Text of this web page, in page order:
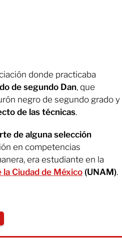
donde practicaba
de segundo Dan, que
negro de segundo grado y
de las técnicas.
de alguna selección
en competencias
era estudiante en la
Ciudad de México (UNAM).